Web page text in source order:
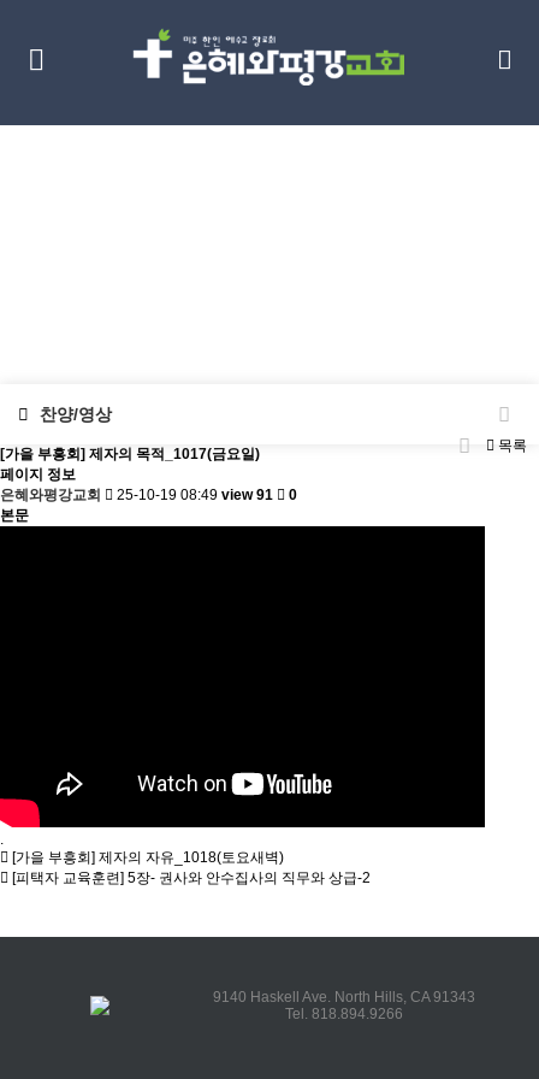
찬양/영상
목록
[가을 부흥회] 제자의 목적_1017(금요일)
페이지 정보
은혜와평강교회
25-10-19 08:49 view 91
0
본문
.
[가을 부흥회] 제자의 자유_1018(토요새벽)
[피택자 교육훈련] 5장- 권사와 안수집사의 직무와 상급-2
9140 Haskell Ave. North Hills, CA 91343
Tel. 818.894.9266